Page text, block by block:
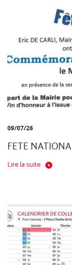
09/07/26
FETE
Lire la suite